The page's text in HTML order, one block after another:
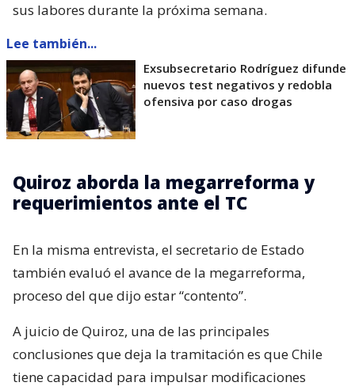
sus labores durante la próxima semana.
Lee también...
Exsubsecretario Rodríguez difunde
nuevos test negativos y redobla
ofensiva por caso drogas
Quiroz aborda la megarreforma y
requerimientos ante el TC
En la misma entrevista, el secretario de Estado
también evaluó el avance de la megarreforma,
proceso del que dijo estar “contento”.
A juicio de Quiroz, una de las principales
conclusiones que deja la tramitación es que Chile
tiene capacidad para impulsar modificaciones